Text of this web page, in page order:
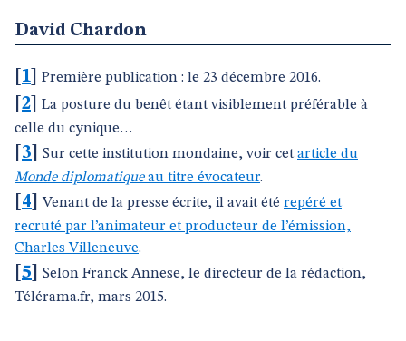
David Chardon
1 Première publication : le 23 décembre 2016.
2
La posture du benêt étant visiblement préférable à
celle du cynique…
3 Sur cette institution mondaine, voir cet article du
Monde diplomatiqueau titre évocateur.
4 ]Venant de la presse écrite, il avait été repéré et
recruté par l’animateur et producteur de l’émission,
Charles Villeneuve.
5
Selon Franck Annese, le directeur de la rédaction,
Télérama.fr, mars 2015.